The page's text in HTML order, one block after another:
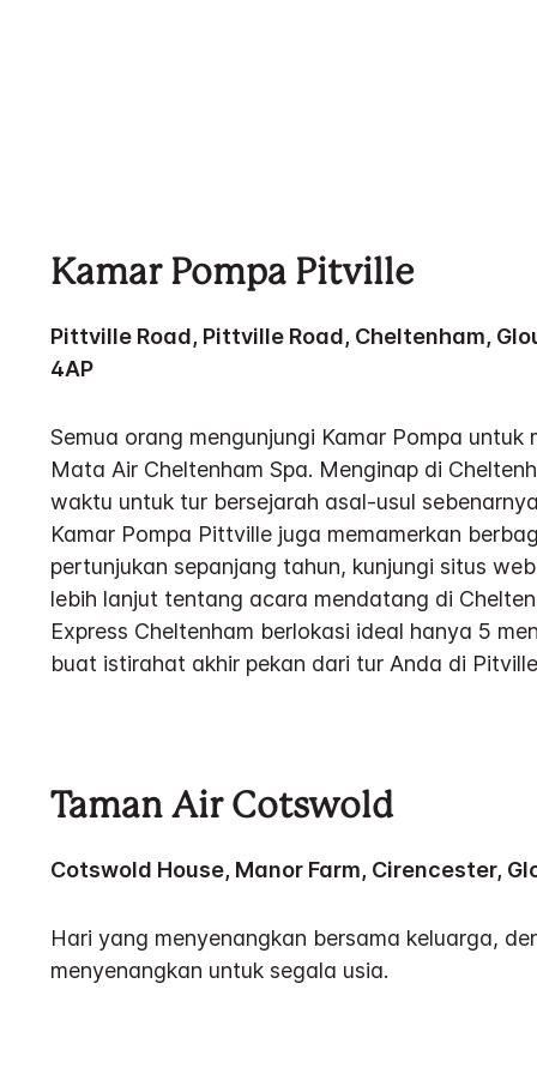
Kamar Pompa Pitville
Pittville Road, Pittville Road, Cheltenham,
4AP
Semua orang mengunjungi Kamar Pompa untuk
Mata Air Cheltenham Spa. Menginap di
waktu untuk tur bersejarah asal-usul
Kamar Pompa Pittville juga memamerkan
pertunjukan sepanjang tahun, kunjungi situs
lebih lanjut tentang acara mendatang di
Express Cheltenham berlokasi ideal hanya 5
buat istirahat akhir pekan dari tur Anda di
Taman Air Cotswold
Cotswold House, Manor Farm, Cirencester,
Hari yang menyenangkan bersama keluarga,
menyenangkan untuk segala usia.